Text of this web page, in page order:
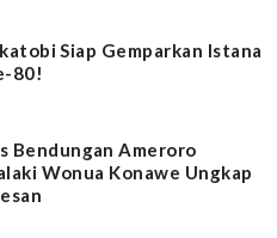
Siap Gemparkan Istana
80!
Bendungan Ameroro
Wonua Konawe Ungkap